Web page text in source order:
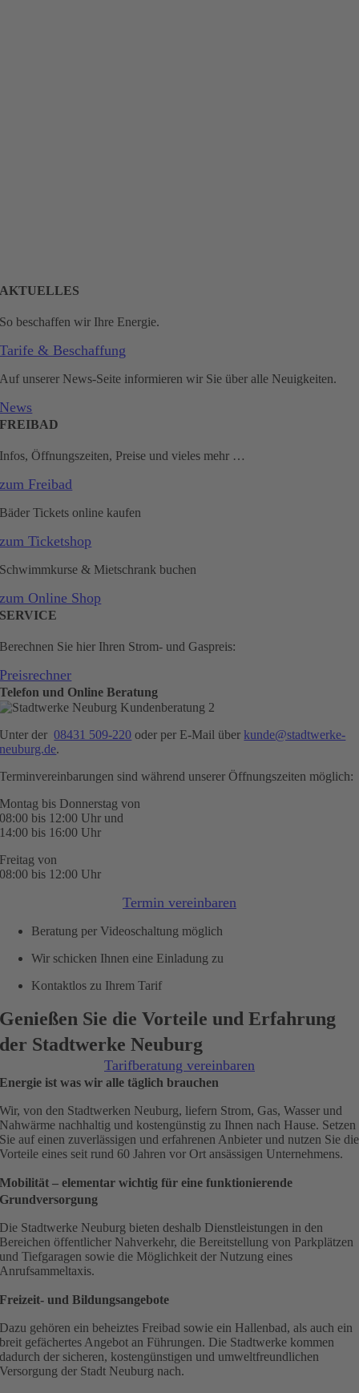
AKTUELLES
So beschaffen wir Ihre Energie.
Tarife & Beschaffung
Auf unserer News-Seite informieren wir Sie über alle Neuigkeiten.
News
FREIBAD
Infos, Öffnungszeiten, Preise und vieles mehr …
zum Freibad
Bäder Tickets online kaufen
zum Ticketshop
Schwimmkurse & Mietschrank buchen
zum Online Shop
SERVICE
Berechnen Sie hier Ihren Strom- und Gaspreis:
Preisrechner
Telefon und Online Beratung
Unter der08431 509-220 oder per E-Mail über kunde@stadtwerke-
neuburg.de.
Terminvereinbarungen sind während unserer Öffnungszeiten möglich:
Montag bis Donnerstag von
08:00 bis 12:00 Uhr und
14:00 bis 16:00 Uhr
Freitag von
08:00 bis 12:00 Uhr
Termin vereinbaren
Beratung per Videoschaltung möglich
Wir schicken Ihnen eine Einladung zu
Kontaktlos zu Ihrem Tarif
Genießen Sie die Vorteile und Erfahrung
der Stadtwerke Neuburg
Tarifberatung vereinbaren
Energie ist was wir alle täglich brauchen
Wir, von den Stadtwerken Neuburg, liefern Strom, Gas, Wasser und
Nahwärme nachhaltig und kostengünstig zu Ihnen nach Hause. Setzen
Sie auf einen zuverlässigen und erfahrenen Anbieter und nutzen Sie die
Vorteile eines seit rund 60 Jahren vor Ort ansässigen Unternehmens.
Mobilität – elementar wichtig für eine funktionierende
Grundversorgung
Die Stadtwerke Neuburg bieten deshalb Dienstleistungen in den
Bereichen öffentlicher Nahverkehr, die Bereitstellung von Parkplätzen
und Tiefgaragen sowie die Möglichkeit der Nutzung eines
Anrufsammeltaxis.
Freizeit- und Bildungsangebote
Dazu gehören ein beheiztes Freibad sowie ein Hallenbad, als auch ein
breit gefächertes Angebot an Führungen. Die Stadtwerke kommen
dadurch der sicheren, kostengünstigen und umweltfreundlichen
Versorgung der Stadt Neuburg nach.